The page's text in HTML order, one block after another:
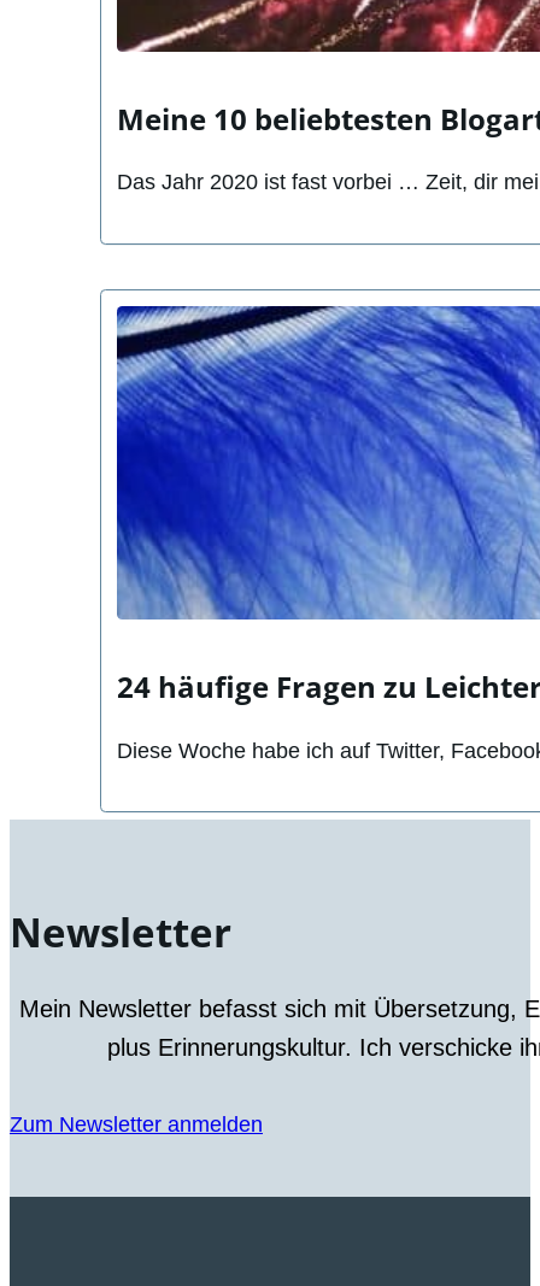
Meine 10 beliebtesten
Das Jahr 2020 ist fast vorbei … Zeit, dir
24 häufige Fragen zu
Diese Woche habe ich auf Twitter,
Newsletter
Mein Newsletter befasst sich mit Übersetzung,
plus Erinnerungskultur. Ich verschicke
Zum Newsletter anmelden